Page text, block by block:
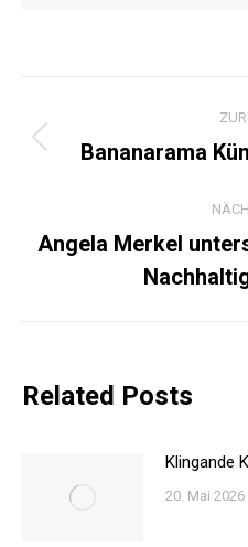
Bananarama
Angela Merkel
Related Posts
Klingande
20. Mai 2026